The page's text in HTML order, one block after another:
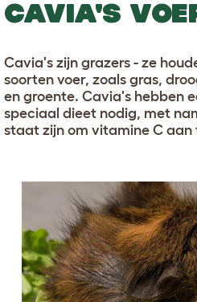
CAVIA'S
Cavia's zijn grazers - ze
soorten voer, zoals gras,
en groente. Cavia's hebben
speciaal dieet nodig, met
staat zijn om vitamine C aan